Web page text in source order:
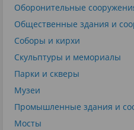
Оборонительные
Общественные здания и
Соборы и кирхи
Скульптуры и мемориалы
Парки и скверы
Музеи
Промышленные здания и
Мосты